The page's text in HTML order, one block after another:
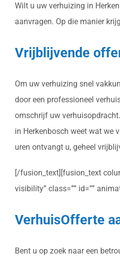
Wilt u uw verhuizing in
aanvragen. Op die manier
Vrijblijvende
Om uw verhuizing snel
door een professioneel
omschrijf uw
in Herkenbosch weet wat we
uren ontvangt u, geheel
[/fusion_text][fusion_text
visibility” class=”” id=””
VerhuisOfferte
Bent u op zoek naar een